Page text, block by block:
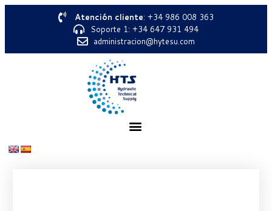
Atención cliente: +34 986 008 363
Soporte 1: +34 647 931 494
administracion@hytesu.com